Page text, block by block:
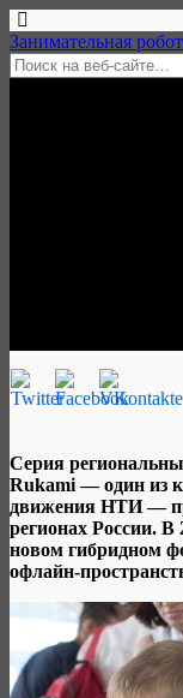
Занимательная
Серия
Rukami — один из
движения НТИ —
регионах России. В
новом гибридном
офлайн-